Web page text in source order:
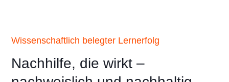
Wissenschaftlich belegter Lernerfolg
Nachhilfe, die wirkt –